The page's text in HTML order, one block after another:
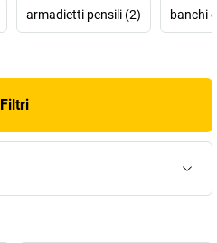
armadietti pensili (2) banchi
Filtri